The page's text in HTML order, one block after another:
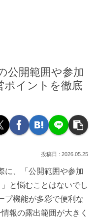
公開範囲や参加
ポイントを徹底
2026.05.25
に、「公開範囲や参加
と悩むことはないでし
プ機能が多彩で便利な
報の露出範囲が大きく